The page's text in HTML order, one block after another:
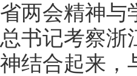
省两会精神与
总书记考察浙
神结合起来，